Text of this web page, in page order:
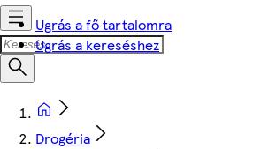
Ugrás a fő tartalomra
Ugrás a kereséshez
Drogéria